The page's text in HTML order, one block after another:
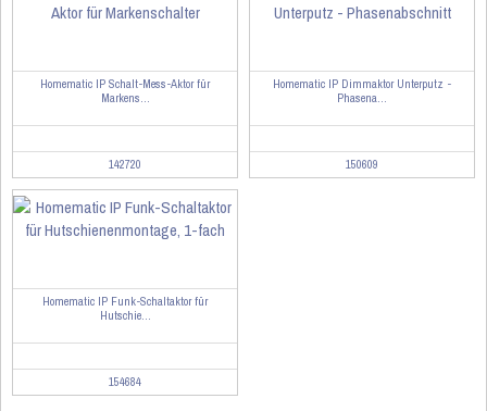
Homematic IP Schalt-Mess-Aktor für
Markens...
142720
Homematic IP Dimmaktor Unterputz -
Phasena...
150609
Homematic IP Funk-Schaltaktor für
Hutschie...
154684